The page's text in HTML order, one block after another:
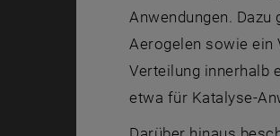
Anwendungen.
Aerogelen sowie ein
Verteilung innerhalb
etwa für Katalyse-